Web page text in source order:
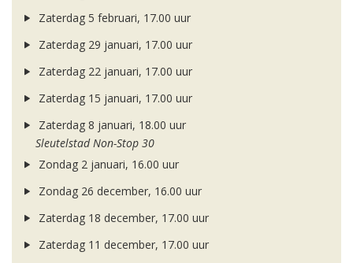
Zaterdag 5 februari, 17.00 uur
Zaterdag 29 januari, 17.00 uur
Zaterdag 22 januari, 17.00 uur
Zaterdag 15 januari, 17.00 uur
Zaterdag 8 januari, 18.00 uur
Sleutelstad Non-Stop 30
Zondag 2 januari, 16.00 uur
Zondag 26 december, 16.00 uur
Zaterdag 18 december, 17.00 uur
Zaterdag 11 december, 17.00 uur